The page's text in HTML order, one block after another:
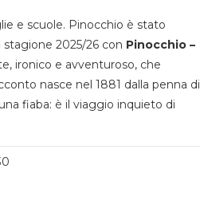
e scuole. Pinocchio è stato
2025/26 con Pinocchio –
ironico e avventuroso, che
nasce nel 1881 dalla penna di
fiaba: è il viaggio inquieto di